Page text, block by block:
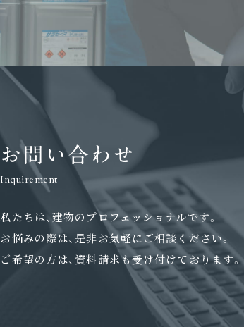
お問い合わせ
Inquirement
私たちは、建物のプロフェッショナルです。
お悩みの際は、是非お気軽にご相談ください。
ご希望の方は、資料請求も受け付けております。